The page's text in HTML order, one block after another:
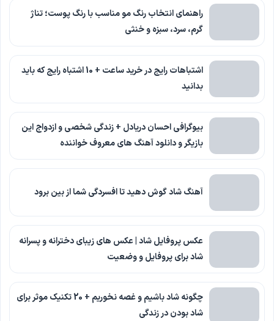
راهنمای انتخاب رنگ مو مناسب با رنگ پوست؛ تناژ
گرم، سرد، سبزه و خنثی
اشتباهات رایج در خرید ساعت + 10 اشتباه رایج که باید
بدانید
بیوگرافی احسان دریادل + زندگی شخصی و ازدواج این
بازیگر و دانلود آهنگ های معروف خواننده
آهنگ شاد گوش دهید تا افسردگی شما از بین برود
عکس پروفایل شاد | عکس های زیبای دخترانه و پسرانه
شاد برای پروفایل و وضعیت
چگونه شاد باشیم و غصه نخوریم + 20 تکنیک موثر برای
شاد بودن در زندگی